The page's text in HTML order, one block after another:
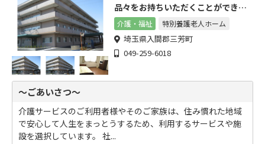
品々をお持ちいただくことができま
す介護・福祉 特別養護老人ホーム
埼玉県入間郡三芳町
049-259-6018
～ごあいさつ～
介護サービスのご利用者様やそのご家族は、住み慣れた地域
で安心して人生をまっとうするため、利用するサービスや施
設を選択しています。 社...